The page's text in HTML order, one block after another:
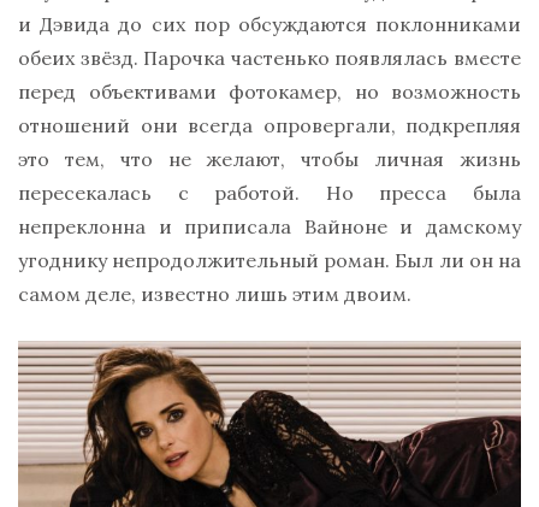
и Дэвида до сих пор обсуждаются поклонниками
обеих звёзд. Парочка частенько появлялась вместе
перед объективами фотокамер, но возможность
отношений они всегда опровергали, подкрепляя
это тем, что не желают, чтобы личная жизнь
пересекалась с работой. Но пресса была
непреклонна и приписала Вайноне и дамскому
угоднику непродолжительный роман. Был ли он на
самом деле, известно лишь этим двоим.